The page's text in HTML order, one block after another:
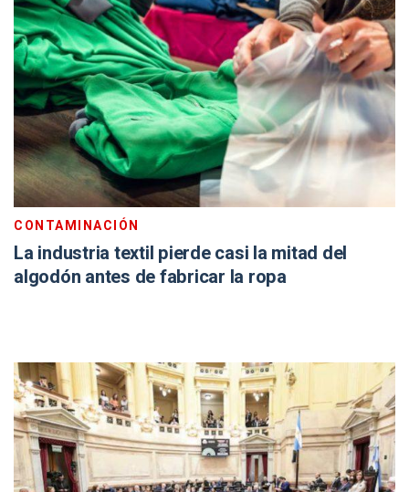
CONTAMINACIÓN
La industria textil pierde casi la mitad del
algodón antes de fabricar la ropa